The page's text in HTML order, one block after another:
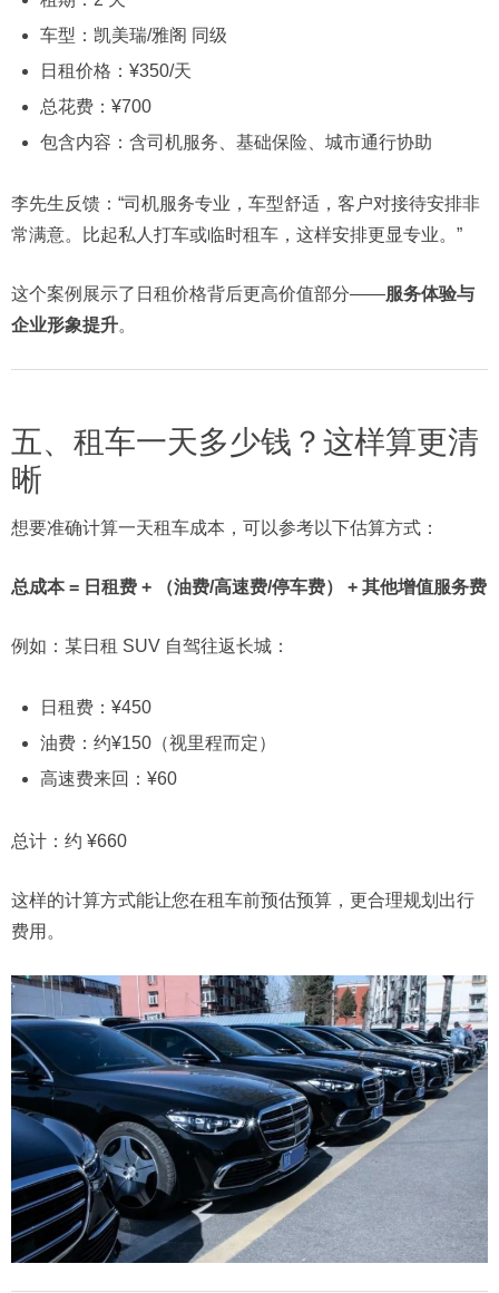
车型：凯美瑞/雅阁 同级
日租价格：¥350/天
总花费：¥700
包含内容：含司机服务、基础保险、城市通行协助
李先生反馈：“司机服务专业，车型舒适，客户对接待安排非
常满意。比起私人打车或临时租车，这样安排更显专业。”
这个案例展示了日租价格背后更高价值部分——服务体验与
企业形象提升。
五、租车一天多少钱？这样算更清
晰
想要准确计算一天租车成本，可以参考以下估算方式：
总成本 = 日租费 + （油费/高速费/停车费） + 其他增值服务费
例如：某日租 SUV 自驾往返长城：
日租费：¥450
油费：约¥150（视里程而定）
高速费来回：¥60
总计：约 ¥660
这样的计算方式能让您在租车前预估预算，更合理规划出行
费用。